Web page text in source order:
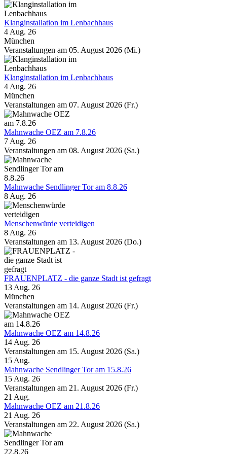
Klanginstallation im Lenbachhaus
4 Aug. 26
München
Veranstaltungen am 05. August 2026 (Mi.)
Klanginstallation im Lenbachhaus
4 Aug. 26
München
Veranstaltungen am 07. August 2026 (Fr.)
Mahnwache OEZ am 7.8.26
7 Aug. 26
Veranstaltungen am 08. August 2026 (Sa.)
Mahnwache Sendlinger Tor am 8.8.26
8 Aug. 26
Menschenwürde verteidigen
8 Aug. 26
Veranstaltungen am 13. August 2026 (Do.)
FRAUENPLATZ - die ganze Stadt ist gefragt
13 Aug. 26
München
Veranstaltungen am 14. August 2026 (Fr.)
Mahnwache OEZ am 14.8.26
14 Aug. 26
Veranstaltungen am 15. August 2026 (Sa.)
15 Aug.
Mahnwache Sendlinger Tor am 15.8.26
15 Aug. 26
Veranstaltungen am 21. August 2026 (Fr.)
21 Aug.
Mahnwache OEZ am 21.8.26
21 Aug. 26
Veranstaltungen am 22. August 2026 (Sa.)